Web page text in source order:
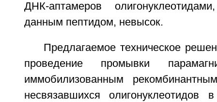
ДНК-аптамеров
данным пептидом, невысок.
Предлагаемое техническое
проведение промывки
иммобилизованным
несвязавшихся олигонуклеотидов